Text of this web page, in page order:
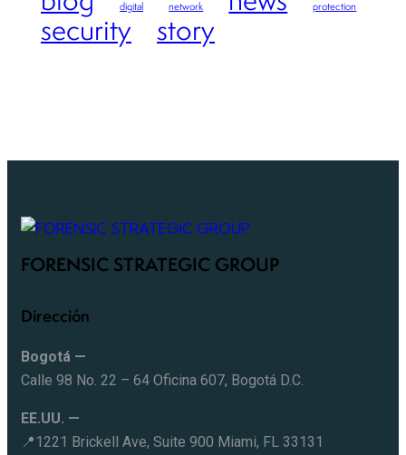
digital network protection
security story
FORENSIC STRATEGIC GROUP
Dirección
Bogotá —
Calle 98 No. 22 – 64 Oficina 607, Bogotá D.C.
EE.UU. —
📍1221 Brickell Ave, Suite 900 Miami, FL 33131